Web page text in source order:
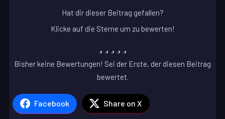
Hat dir dieser Beitrag gefallen?
Klicke auf die Sterne um zu bewerten!
Bisher keine Bewertungen! Sei der Erste, der diesen Beitrag
bewertet.
Facebook Share on X